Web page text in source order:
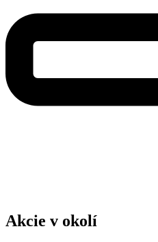
Akcie v okolí